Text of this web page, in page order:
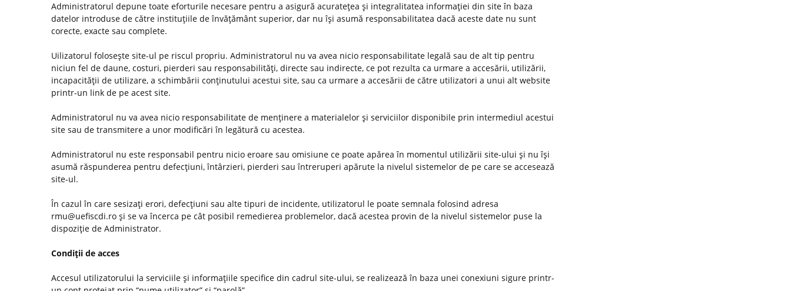
Administratorul depune toate eforturile necesare pentru a asigură acurateţea şi integralitatea informaţiei din site în baza
datelor introduse de către instituţiile de învăţământ superior, dar nu îşi asumă responsabilitatea dacă aceste date nu sunt
corecte, exacte sau complete.
Uilizatorul foloseşte site-ul pe riscul propriu. Administratorul nu va avea nicio responsabilitate legală sau de alt tip pentru
niciun fel de daune, costuri, pierderi sau responsabilităţi, directe sau indirecte, ce pot rezulta ca urmare a accesării, utilizării,
incapacităţii de utilizare, a schimbării conţinutului acestui site, sau ca urmare a accesării de către utilizatori a unui alt website
printr-un link de pe acest site.
Administratorul nu va avea nicio responsabilitate de menţinere a materialelor şi serviciilor disponibile prin intermediul acestui
site sau de transmitere a unor modificări în legătură cu acestea.
Administratorul nu este responsabil pentru nicio eroare sau omisiune ce poate apărea în momentul utilizării site-ului şi nu îşi
asumă răspunderea pentru defecţiuni, întârzieri, pierderi sau întreruperi apărute la nivelul sistemelor de pe care se accesează
site-ul.
În cazul în care sesizaţi erori, defecţiuni sau alte tipuri de incidente, utilizatorul le poate semnala folosind adresa
rmu@uefiscdi.ro şi se va încerca pe cât posibil remedierea problemelor, dacă acestea provin de la nivelul sistemelor puse la
dispoziţie de Administrator.
Condiţii de acces
Accesul utilizatorului la serviciile şi informaţiile specifice din cadrul site-ului, se realizează în baza unei conexiuni sigure printr-